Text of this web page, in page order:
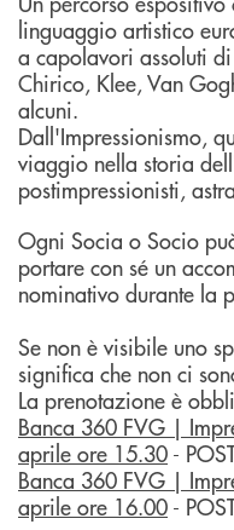
linguaggio artistico
a capolavori assoluti
Chirico, Klee, Van
alcuni.
Dall'Impressionismo,
viaggio nella storia
postimpressionisti,
Ogni Socia o Socio
portare con sé un
nominativo durante la
Se non è visibile uno
significa che non ci
La prenotazione è
Banca 360 FVG |
aprile ore 15.30 -
Banca 360 FVG |
aprile ore 16.00 -